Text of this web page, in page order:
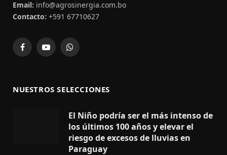
Email: info@agrosinergia.com.bo
Contacto: +591 67710627
FacebookYouTubeWhatsApp
NUESTROS SELECCIONES
El Niño podría ser el más intenso de
los últimos 100 años y elevar el
riesgo de excesos de lluvias en
Paraguay